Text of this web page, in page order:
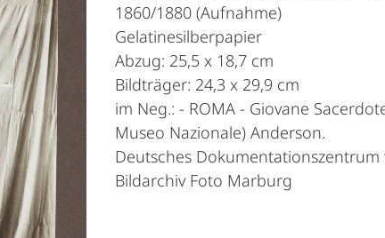
1860/1880 (Aufnahme)
Gelatinesilberpapier
Abzug: 25,5 x 18,7 cm
Bildträger: 24,3 x 29,9 cm
im Neg.: - ROMA - Giovane
Museo Nazionale) Anderson.
Deutsches
Bildarchiv Foto Marburg